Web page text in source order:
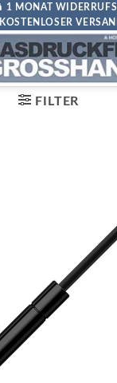
1 MONAT
KOSTENLOSER
FILTER